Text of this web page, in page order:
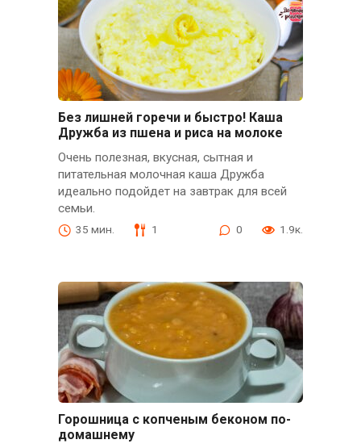
Без лишней горечи и быстро! Каша
Дружба из пшена и риса на молоке
Очень полезная, вкусная, сытная и
питательная молочная каша Дружба
идеально подойдет на завтрак для всей
семьи.
35 мин. 1 0 1.9к.
Горошница с копченым беконом по-
домашнему